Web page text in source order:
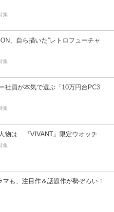
集
、自ら描いた”レトロフューチャ
集
社員が本気で選ぶ「10万円台PC3
集
物は…『VIVANT』限定ウオッチ
集
マも、注目作＆話題作が勢ぞろい！